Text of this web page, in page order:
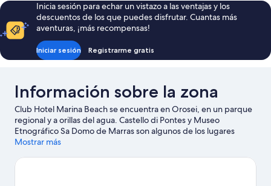
Inicia sesión para echar un vistazo a las ventajas y los
descuentos de los que puedes disfrutar. Cuantas más
aventuras, ¡más recompensas!
Iniciar sesión Registrarme gratis
Información sobre la zona
Club Hotel Marina Beach se encuentra en Orosei, en un parque
regional y a orillas del agua. Castello di Pontes y Museo
Etnográfico Sa Domo de Marras son algunos de los lugares
emblemáticos de la región, cuya belleza natural puedes admirar
las actividades acuáticas que podrás hacer en la zona (por
Mostrar más